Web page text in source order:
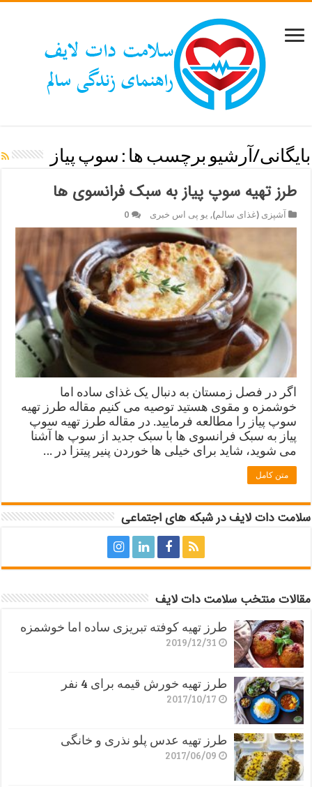
بایگانی/آرشیو برچسب ها : سوپ پیاز
طرز تهیه سوپ پیاز به سبک فرانسوی ها
آشپزی (غذای سالم), یو پی اس خبری 0
اگر در فصل زمستان به دنبال یک غذای ساده اما
خوشمزه و مقوی هستید توصیه می کنیم مقاله طرز تهیه
سوپ پیاز را مطالعه فرمایید. در مقاله طرز تهیه سوپ
پیاز به سبک فرانسوی ها با سبک جدید از سوپ ها آشنا
می شوید، شاید برای خیلی ها خوردن پنیر پیتزا در …
متن کامل
سلامت دات لایف در شبکه های اجتماعی
مقالات منتخب سلامت دات لایف
طرز تهیه کوفته تبریزی ساده اما خوشمزه
2019/12/31
طرز تهیه خورش قیمه برای 4 نفر
2017/10/17
طرز تهیه عدس پلو نذری و خانگی
2017/06/09